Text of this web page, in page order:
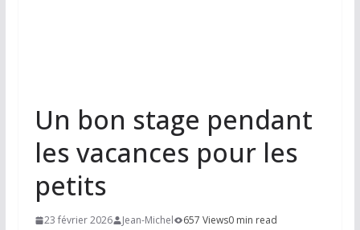
Un bon stage pendant
les vacances pour les
petits
23 février 2026 Jean-Michel 657 Views0 min read